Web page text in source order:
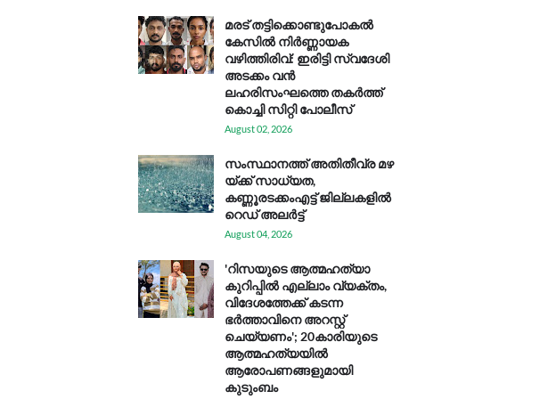
മരട് തട്ടിക്കൊണ്ടുപോകൽ
കേസിൽ നിർണ്ണായക
വഴിത്തിരിവ്: ഇരിട്ടി സ്വദേശി
അടക്കം വൻ
ലഹരിസംഘത്തെ തകർത്ത്
കൊച്ചി സിറ്റി പോലീസ്
August 02, 2026
സം​സ്ഥാ​ന​ത്ത് അ​തി​തീ​വ്ര മ​ഴ​
യ്ക്ക് സാ​ധ്യ​ത,
കണ്ണൂരടക്കംഎ​ട്ട് ജി​ല്ല​ക​ളി​ൽ
റെ​ഡ് അ​ലർ​ട്ട്
August 04, 2026
'റിസയുടെ ആത്മഹത്യാ
കുറിപ്പിൽ എല്ലാം വ്യക്തം,
വിദേശത്തേക്ക് കടന്ന
ഭർത്താവിനെ അറസ്റ്റ്
ചെയ്യണം'; 20കാരിയുടെ
ആത്മഹത്യയിൽ
ആരോപണങ്ങളുമായി
കുടുംബം